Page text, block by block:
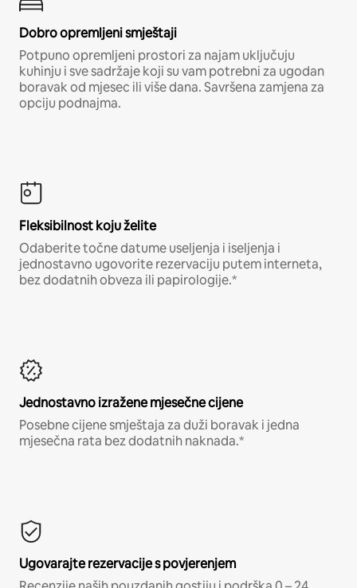
Dobro opremljeni smještaji
Potpuno opremljeni prostori za najam uključuju
kuhinju i sve sadržaje koji su vam potrebni za ugodan
boravak od mjesec ili više dana. Savršena zamjena za
opciju podnajma.
Fleksibilnost koju želite
Odaberite točne datume useljenja i iseljenja i
jednostavno ugovorite rezervaciju putem interneta,
bez dodatnih obveza ili papirologije.*
Jednostavno izražene mjesečne cijene
Posebne cijene smještaja za duži boravak i jedna
mjesečna rata bez dodatnih naknada.*
Ugovarajte rezervacije s povjerenjem